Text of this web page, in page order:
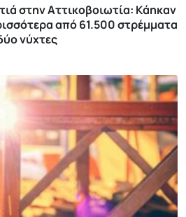
στην Αττικοβοιωτία: Kάηκαν
από 61.500 στρέμματα
νύχτες